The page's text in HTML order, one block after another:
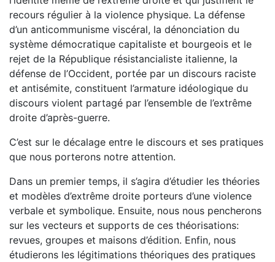
recours régulier à la violence physique. La défense
d’un anticommunisme viscéral, la dénonciation du
système démocratique capitaliste et bourgeois et le
rejet de la République résistancialiste italienne, la
défense de l’Occident, portée par un discours raciste
et antisémite, constituent l’armature idéologique du
discours violent partagé par l’ensemble de l’extrême
droite d’après-guerre.
C’est sur le décalage entre le discours et ses pratiques
que nous porterons notre attention.
Dans un premier temps, il s’agira d’étudier les théories
et modèles d’extrême droite porteurs d’une violence
verbale et symbolique. Ensuite, nous nous pencherons
sur les vecteurs et supports de ces théorisations:
revues, groupes et maisons d’édition. Enfin, nous
étudierons les légitimations théoriques des pratiques